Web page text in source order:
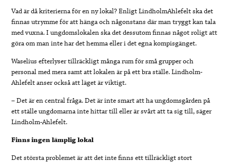
Vad är då kriterierna för en ny lokal? Enligt LindholmAhlefelt ska det
finnas utrymme för att hänga och någonstans där man tryggt kan tala
med vuxna. I ungdomslokalen ska det dessutom finnas något roligt att
göra om man inte har det hemma eller i det egna kompisgänget.
Waselius efterlyser tillräckligt många rum för små grupper och
personal med mera samt att lokalen är på ett bra ställe. Lindholm-
Ahlefelt anser också att läget är viktigt.
– Det är en central fråga. Det är inte smart att ha ungdomsgården på
ett ställe ungdomarna inte hittar till eller är svårt att ta sig till, säger
Lindholm-Ahlefelt.
Finns ingen lämplig lokal
Det största problemet är att det inte finns ett tillräckligt stort